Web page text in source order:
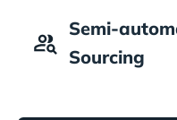
Semi-
Sourcing